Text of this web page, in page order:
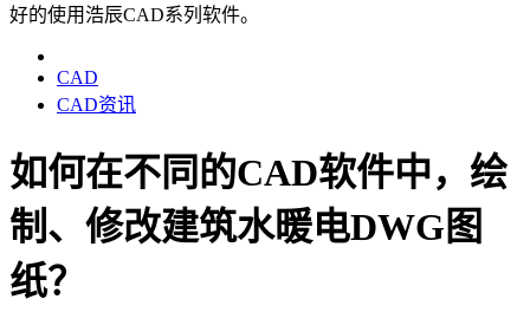
好的使用浩辰CAD系列软件。
CAD
CAD资讯
如何在不同的CAD软件中，绘
制、修改建筑水暖电DWG图
纸？